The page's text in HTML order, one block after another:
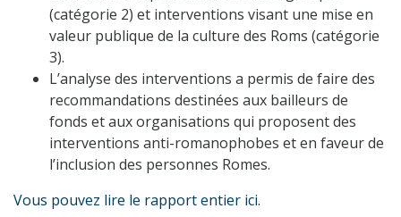
(catégorie 2) et interventions visant une mise en
valeur publique de la culture des Roms (catégorie
3).
L’analyse des interventions a permis de faire des
recommandations destinées aux bailleurs de
fonds et aux organisations qui proposent des
interventions anti-romanophobes et en faveur de
l’inclusion des personnes Romes.
Vous pouvez lire le rapport entier ici.